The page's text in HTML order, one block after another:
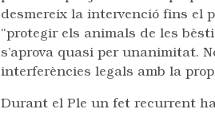
desmereix la intervenció fins el
“protegir els animals de les
s’aprova quasi per unanimitat.
interferències legals amb la
Durant el Ple un fet recurrent